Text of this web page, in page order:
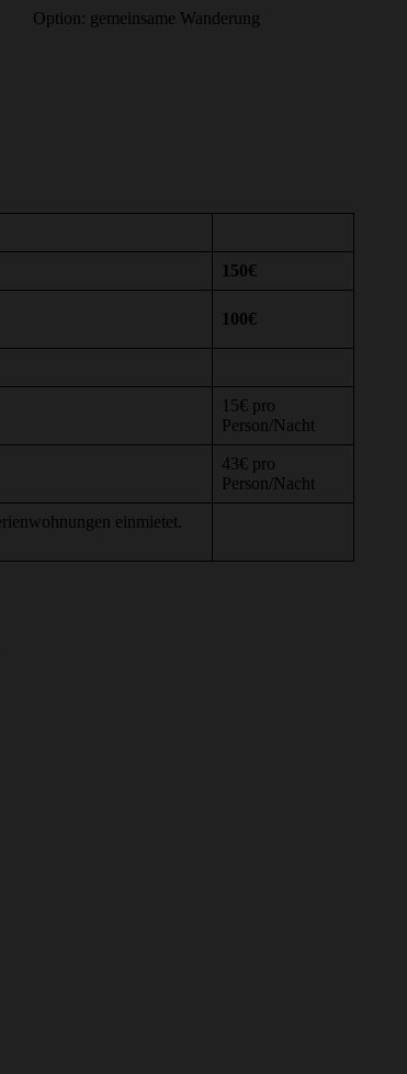
Option: gemeinsame Wanderung
150€
100€
15€ pro
Person/Nacht
43€ pro
Person/Nacht
einmietet.